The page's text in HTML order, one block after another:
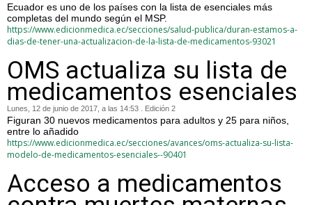
Ecuador es uno de los países con la lista de esenciales más
completas del mundo según el MSP.
https://www.edicionmedica.ec/secciones/salud-publica/duran-estamos-a-
dias-de-tener-una-actualizacion-de-la-lista-de-medicamentos-93021
OMS actualiza su lista de
medicamentos esenciales
Lunes, 12 de junio de 2017, a las 14:53 . Edición 2
Figuran 30 nuevos medicamentos para adultos y 25 para niños,
entre lo añadido
https://www.edicionmedica.ec/secciones/avances/oms-actualiza-su-lista-
modelo-de-medicamentos-esenciales--90401
Acceso a medicamentos